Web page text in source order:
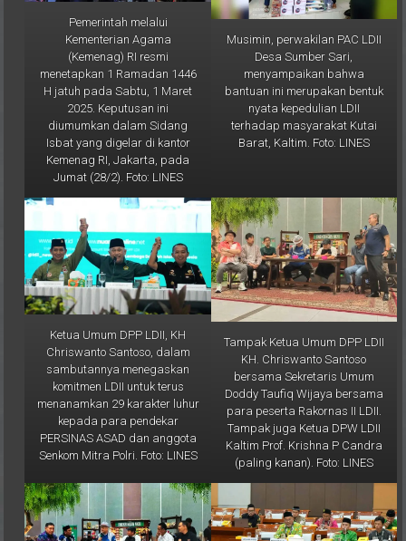
Pemerintah melalui
Kementerian Agama
(Kemenag) RI resmi
menetapkan 1 Ramadan 1446
H jatuh pada Sabtu, 1 Maret
2025. Keputusan ini
diumumkan dalam Sidang
Isbat yang digelar di kantor
Kemenag RI, Jakarta, pada
Jumat (28/2). Foto: LINES
Musimin, perwakilan PAC LDII
Desa Sumber Sari,
menyampaikan bahwa
bantuan ini merupakan bentuk
nyata kepedulian LDII
terhadap masyarakat Kutai
Ketua Umum DPP LDII, KH
Chriswanto Santoso, dalam
sambutannya menegaskan
komitmen LDII untuk terus
menanamkan 29 karakter luhur
kepada para pendekar
PERSINAS ASAD dan anggota
Tampak Ketua Umum DPP LDII
KH. Chriswanto Santoso
bersama Sekretaris Umum
Doddy Taufiq Wijaya bersama
para peserta Rakornas II LDII.
Tampak juga Ketua DPW LDII
Kaltim Prof. Krishna P Candra
(paling kanan). Foto: LINES